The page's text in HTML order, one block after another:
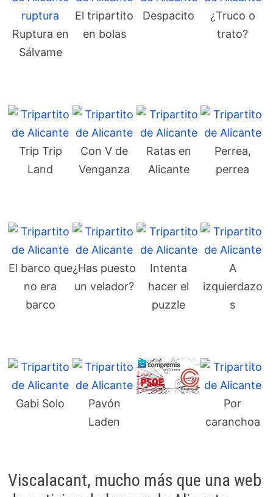
Ruptura en
Sálvame
El tripartito
en bolas
Despacito
¿Truco o
trato?
Trip Trip
Land
Con V de
Venganza
Ratas en
Alicante
Perrea,
perrea
El barco que
no era
barco
¿Has puesto
un velador?
Intenta
hacer el
puzzle
A
izquierdazo
s
Gabi Solo
Pavón
Laden
Por
caranchoa
Viscalacant, mucho más que una web